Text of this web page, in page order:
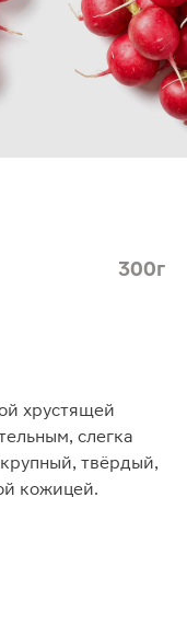
300г
хрустящей
слегка
твёрдый,
кожицей.